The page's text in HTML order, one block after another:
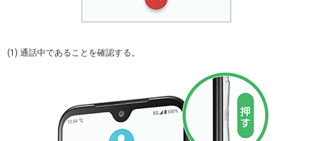
(1) 通話中であることを確認する。